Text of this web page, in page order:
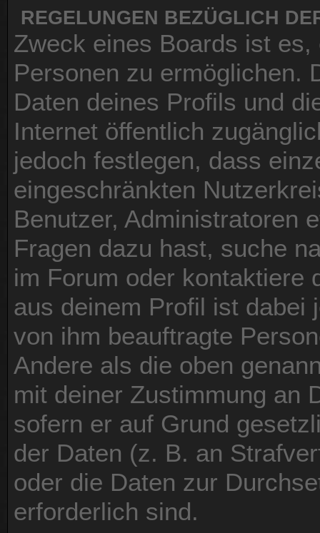
REGELUNGEN BEZÜGLICH
Zweck eines Boards ist
Personen zu ermöglichen.
Daten deines Profils und
Internet öffentlich
jedoch festlegen, dass
eingeschränkten
Benutzer, Administratoren
Fragen dazu hast, suche
im Forum oder kontaktiere
aus deinem Profil ist dabei
von ihm beauftragte
Andere als die oben
mit deiner Zustimmung an
sofern er auf Grund
der Daten (z. B. an
oder die Daten zur
erforderlich sind.